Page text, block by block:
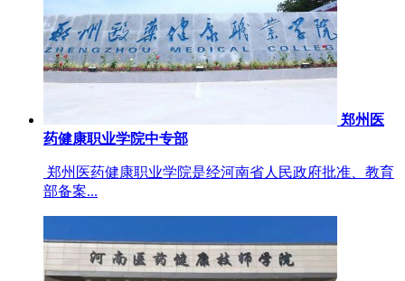
郑州医
药健康职业学院中专部
郑州医药健康职业学院是经河南省人民政府批准、教育
部备案...